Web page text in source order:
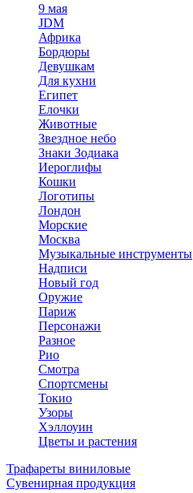
9 мая
JDM
Африка
Бордюры
Девушкам
Для кухни
Египет
Елочки
Животные
Звездное небо
Знаки Зодиака
Иероглифы
Кошки
Логотипы
Лондон
Морские
Москва
Музыкальные инструменты
Надписи
Новый год
Оружие
Париж
Персонажи
Разное
Рио
Смотра
Спортсмены
Токио
Узоры
Хэллоуин
Цветы и растения
Трафареты виниловые
Сувенирная продукция